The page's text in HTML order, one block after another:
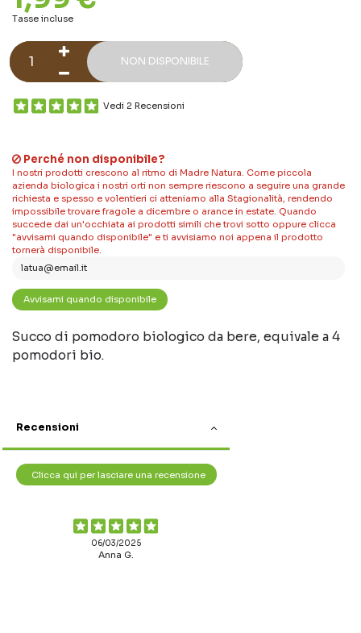
Tasse incluse
NON DISPONIBILE
Vedi 2 Recensioni
Perché non disponibile?
I nostri prodotti crescono al ritmo di Madre Natura. Come piccola
azienda biologica i nostri orti non sempre riescono a seguire una grande
richiesta e spesso e volentieri ci atteniamo alla Stagionalità, rendendo
impossibile trovare fragole a dicembre o arance in estate. Quando
succede dai un'occhiata ai prodotti simili che trovi sotto oppure clicca
"avvisami quando disponibile" e ti avvisiamo noi appena il prodotto
tornerà disponibile.
Succo di pomodoro biologico da bere, equivale a 4
pomodori bio.
Recensioni
Clicca qui per lasciare una recensione
06/03/2025
Anna G.